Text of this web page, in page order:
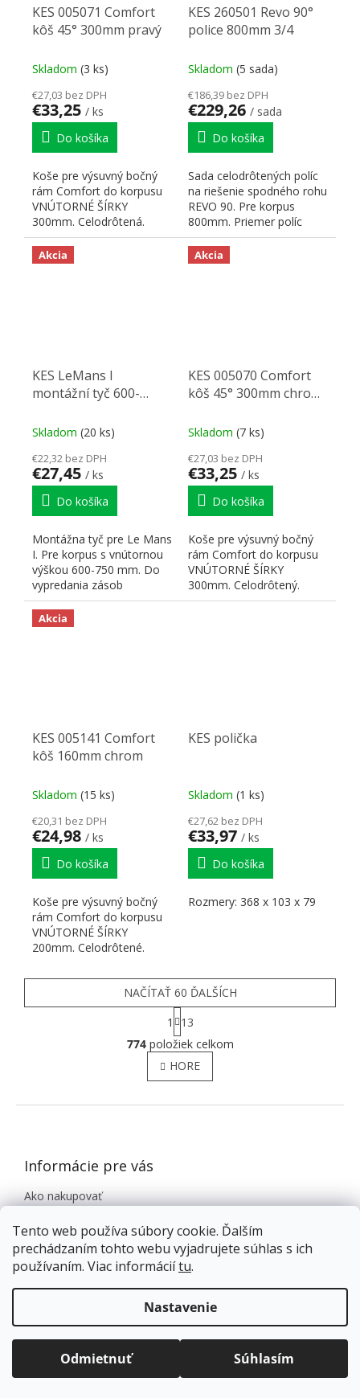
Tento web používa súbory cookie. Ďalším
prechádzaním tohto webu vyjadrujete súhlas s ich
používaním. Viac informáciítu.
Nastavenie
Odmietnuť Súhlasím
Doprava zadarmopre balíkové zásielky v hodnote
nad120 EUR*.
Balíky zasielame už od4 EUR.
ZRÝCHĽUJEME.
KES 005071 Comfort
kôš 45° 300mm pravý
Skladom (3 ks)
€27,03 bez DPH
€33,25 / ks
Do košíka
Koše pre výsuvný bočný
rám Comfort do korpusu
VNÚTORNÉ ŠÍRKY
300mm. Celodrôtená.
Naloženie dverí 45 °.
Rozmery koša:...
KES 260501 Revo 90°
police 800mm 3/4
Skladom (5 sada)
€186,39 bez DPH
€229,26 / sada
Do košíka
Sada celodrôtených políc
na riešenie spodného rohu
REVO 90. Pre korpus
800mm. Priemer políc
700mm. Skladom iba na...
Akcia
KES LeMans I
montážní tyč 600-
Skladom (20 ks)
€22,32 bez DPH
€27,45 / ks
Do košíka
Montážna tyč pre Le Mans
I. Pre korpus s vnútornou
výškou 600-750 mm. Do
vypredania zásob
Akcia
KES 005070 Comfort
kôš 45° 300mm chrom
Skladom (7 ks)
€27,03 bez DPH
€33,25 / ks
Do košíka
Koše pre výsuvný bočný
rám Comfort do korpusu
VNÚTORNÉ ŠÍRKY
300mm. Celodrôtený.
Naloženie dverí 45 °.
Akcia
KES 005141 Comfort
kôš 160mm chrom
Skladom (15 ks)
€20,31 bez DPH
€24,98 / ks
Do košíka
Koše pre výsuvný bočný
rám Comfort do korpusu
VNÚTORNÉ ŠÍRKY
200mm. Celodrôtené.
Rozmery koša:...
KES polička
Skladom (1 ks)
€27,62 bez DPH
€33,97 / ks
Do košíka
Rozmery: 368 x 103 x 79
Ovládacie prvky výpisu
NAČÍTAŤ 60 ĎALŠÍCH
Stránkovanie
1
13
774položiek celkom
HORE
ZÁPÄTIE
Informácie pre vás
Ako nakupovať
GDPR Podmienky ochrany osobných údajov
Doprava a platba
Kontakt